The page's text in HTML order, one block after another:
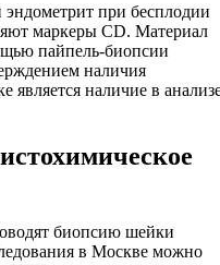
при бесплодии
маркеры CD. Материал
пайпель-биопсии
наличия
является наличие в
биопсию шейки
в Москве можно